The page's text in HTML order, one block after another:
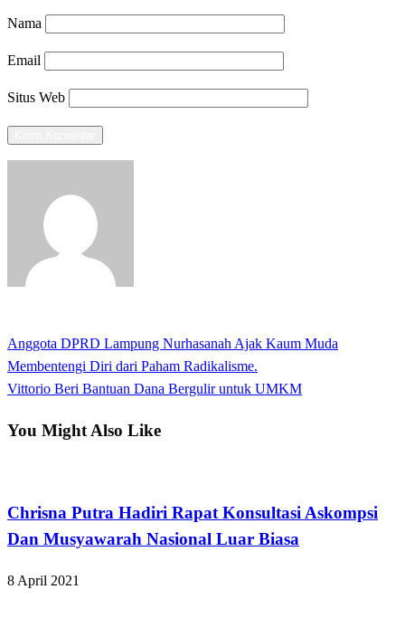
Nama
Email
Situs Web
Navigasi
pos
Previous
Post
Anggota DPRD Lampung Nurhasanah Ajak Kaum Muda
Membentengi Diri dari Paham Radikalisme.
Next
Vittorio Beri Bantuan Dana Bergulir untuk UMKM
You Might Also Like
Chrisna Putra Hadiri Rapat Konsultasi Askompsi
Dan Musyawarah Nasional Luar Biasa
8 April 2021